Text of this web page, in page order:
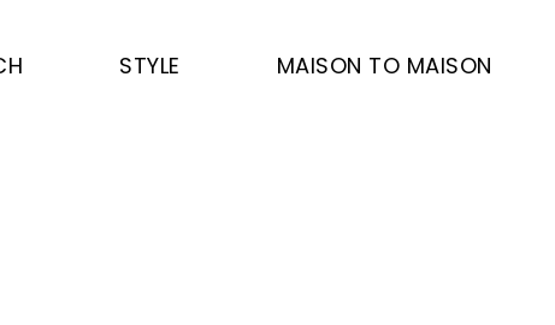
STYLE MAISON TO MAISON